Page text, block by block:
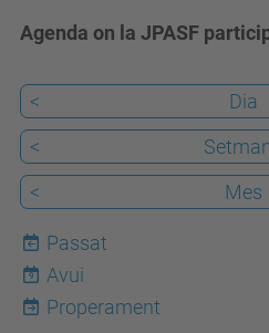
Agenda on la JPASF
< Dia
<
<
Mes
Passat
9
Avui
Properament